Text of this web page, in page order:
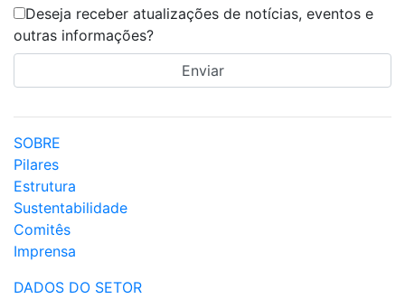
Deseja receber atualizações de notícias, eventos e
outras informações?
SOBRE
Pilares
Estrutura
Sustentabilidade
Comitês
Imprensa
DADOS DO SETOR